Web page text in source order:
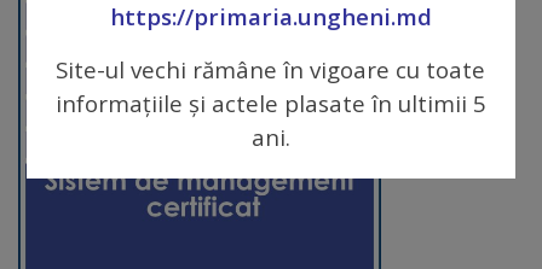
Galerii
foto
Primărie
https://primaria.ungheni.md
Site-ul vechi rămâne în vigoare cu toate
informațiile și actele plasate în ultimii 5
ani.